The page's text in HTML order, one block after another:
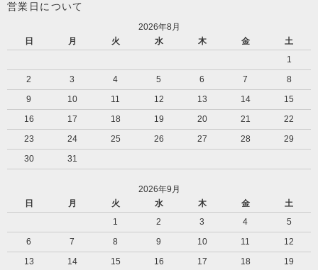
営業日について
2026年8月
日
月 火 水 木 金
土
1
2
3 4 5 6 7
8
9
10 11 12 13 14
15
16
17 18 19 20 21
22
23
24 25 26 27 28
29
30
31
2026年9月
日
月 火 水 木 金
土
1
2 3 4
5
6
7 8 9 10 11
12
13
14 15 16 17 18 19